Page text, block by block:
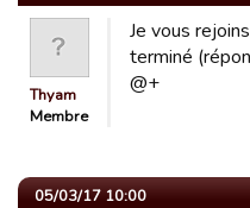
Thyam
Membre
Je vous
terminé
@+
05/03/17 10:00